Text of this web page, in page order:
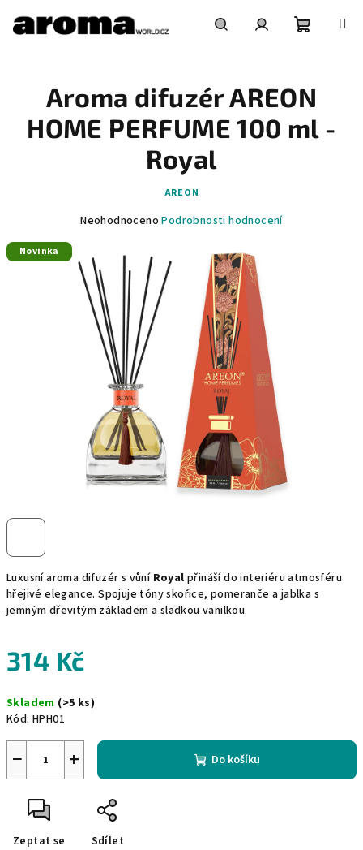
obsah
košík
Luxusní aroma difuzér s vůní Royal přináší do interiéru atmosféru
hřejivé elegance. Spojuje tóny skořice, pomeranče a jablka s
jemným dřevitým základem a sladkou vanilkou.
314 Kč
cena:
Skladem (>5 ks)
Kód: HPH01
+
− Do košíku
Zeptat se Sdílet
Aroma difuzér AREON
HOME PERFUME 100 ml -
Royal
AREON
Průměrné
produktu
je
0,0
hvězdiček.
Neohodnoceno Podrobnosti hodnocení
Novinka